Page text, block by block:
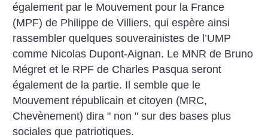
également par le Mouvement pour la France
(MPF) de Philippe de Villiers, qui espère ainsi
rassembler quelques souverainistes de l’UMP
comme Nicolas Dupont-Aignan. Le MNR de Bruno
Mégret et le RPF de Charles Pasqua seront
également de la partie. Il semble que le
Mouvement républicain et citoyen (MRC,
Chevènement) dira " non " sur des bases plus
sociales que patriotiques.